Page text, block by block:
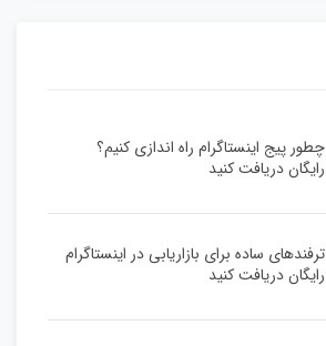
چطور پیج اینستاگرام راه اندازی کنیم؟
رایگان دریافت کنید
ترفندهای ساده برای بازاریابی در اینستاگرام
رایگان دریافت کنید